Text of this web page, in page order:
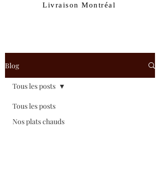
Livraison Montréal
Blog
Tous les posts
Nos plats chauds
Tous les posts